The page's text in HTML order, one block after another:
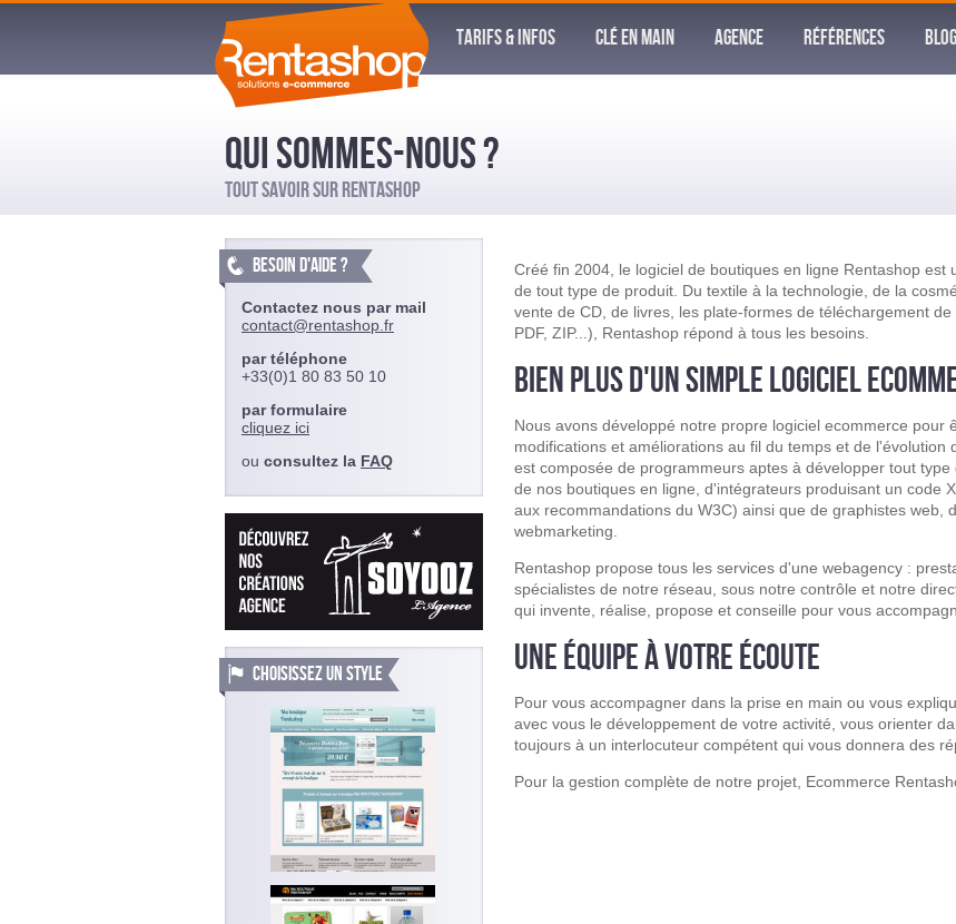
TARIFS & INFOS CLÉ EN MAIN AGENCE RÉFÉRENCES BLOG
QUI SOMMES-NOUS ?
TOUT SAVOIR SUR RENTASHOP
Créé fin 2004, le logiciel de boutiques en ligne Rentashop
de tout type de produit. Du textile à la technologie, de la
vente de CD, de livres, les plate-formes de téléchargement
PDF, ZIP...), Rentashop répond à tous les besoins.
BIEN PLUS D'UN SIMPLE LOGICIEL
Nous avons développé notre propre logiciel ecommerce pour
modifications et améliorations au fil du temps et de
est composée de programmeurs aptes à développer tout
de nos boutiques en ligne, d'intégrateurs produisant un code
aux recommandations du W3C) ainsi que de graphistes web,
webmarketing.
Rentashop propose tous les services d'une webagency :
spécialistes de notre réseau, sous notre contrôle et notre
qui invente, réalise, propose et conseille pour vous
UNE ÉQUIPE À VOTRE ÉCOUTE
Pour vous accompagner dans la prise en main ou vous
avec vous le développement de votre activité, vous orienter
toujours à un interlocuteur compétent qui vous donnera des
Pour la gestion complète de notre projet, Ecommerce
BESOIN D'AIDE ?
Contactez nous par mail
contact@rentashop.fr
par téléphone
+33(0)1 80 83 50 10
par formulaire
cliquez ici
ou consultez la FAQ
CHOISISSEZ UN STYLE